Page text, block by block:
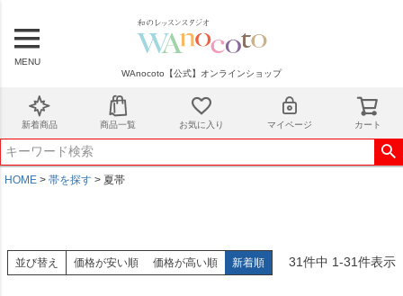
MENU
WAnocoto【公式】オンラインショップ
新着商品 商品一覧 お気に入り マイページ カート
HOME 帯を探す 夏帯
並び替え 価格が安い順 価格が高い順 新着順 31件中 1-31件表示